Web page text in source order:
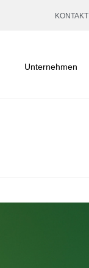
KONTAKT
Unternehmen